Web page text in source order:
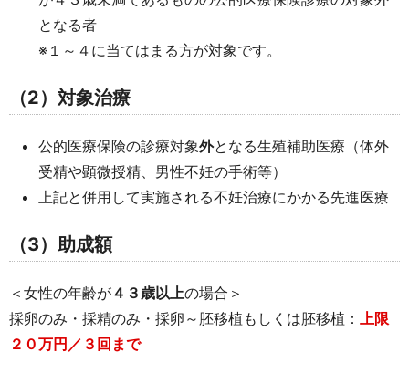
となる者
※１～４に当てはまる方が対象です。
（2）対象治療
公的医療保険の診療対象外となる生殖補助医療（体外
受精や顕微授精、男性不妊の手術等）
上記と併用して実施される不妊治療にかかる先進医療
（3）助成額
＜女性の年齢が４３歳以上の場合＞
採卵のみ・採精のみ・採卵～胚移植もしくは胚移植：
上限
２０万円／３回まで